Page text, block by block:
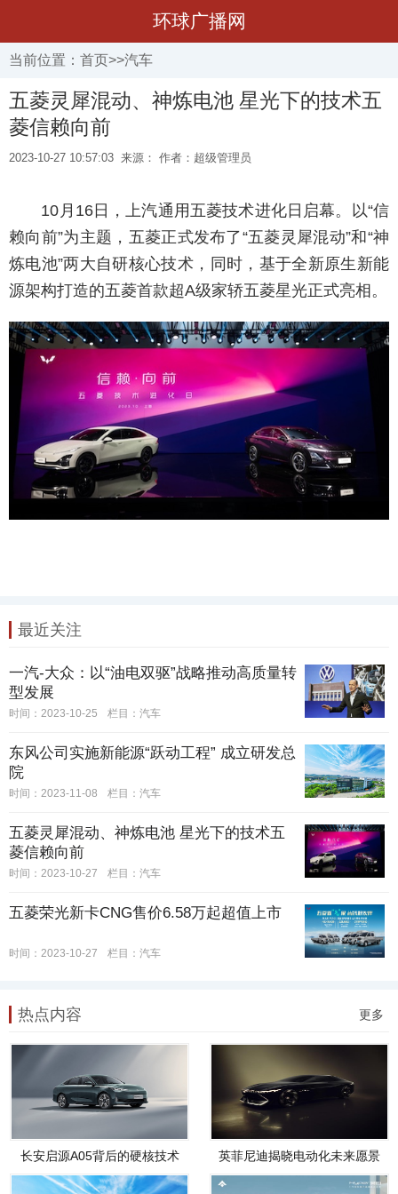
环球广播网
当前位置： 首页>>汽车
五菱灵犀混动、神炼电池 星光下的技术五
菱信赖向前
2023-10-27 10:57:03 来源： 作者：超级管理员
10月16日，上汽通用五菱技术进化日启幕。以“信
赖向前”为主题，五菱正式发布了“五菱灵犀混动”和“神
炼电池”两大自研核心技术，同时，基于全新原生新能
源架构打造的五菱首款超A级家轿五菱星光正式亮相。
最近关注
一汽-大众：以“油电双驱”战略推动高质量转
型发展
时间：2023-10-25 栏目： 汽车
东风公司实施新能源“跃动工程” 成立研发总
院
时间：2023-11-08 栏目： 汽车
五菱灵犀混动、神炼电池 星光下的技术五
菱信赖向前
时间：2023-10-27 栏目： 汽车
五菱荣光新卡CNG售价6.58万起超值上市
时间：2023-10-27 栏目： 汽车
热点内容 更多
长安启源A05背后的硬核技术
英菲尼迪揭晓电动化未来愿景